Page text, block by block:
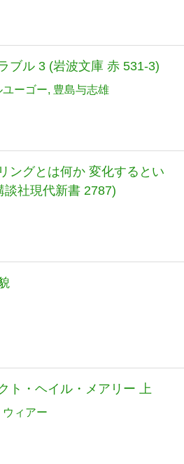
ブル 3 (岩波文庫 赤 531-3)
ユーゴー 豊島与志雄
ングとは何か 変化するとい
談社現代新書 2787)
ト・ヘイル・メアリー 上
ィアー